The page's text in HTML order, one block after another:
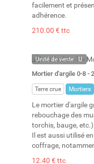
facilement et
adhérence.
210.00 € ttc
Unité de vente : U
A la demande
Mortier d'argile 0-8 -
Terre crue Mortiers
Le mortier d'argile
rebouchage des
torchis, bauge, etc.).
Il est aussi utilisé
coffrage,
12.40 € ttc